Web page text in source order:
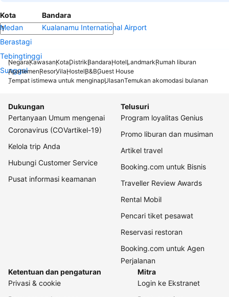
Kota
Medan
Berastagi
Tebingtinggi
Sunggal
Bandara
Kualanamu International Airport
NegaraKawasanKotaDistrikBandaraHotelLandmarkRumah liburan
ApartemenResorVilaHostelB&BGuest House
Tempat istimewa untuk menginapUlasanTemukan akomodasi bulanan
Dukungan
Pertanyaan Umum mengenai
Coronavirus (COVartikel-19)
Kelola trip Anda
Hubungi Customer Service
Pusat informasi keamanan
Telusuri
Program loyalitas Genius
Promo liburan dan musiman
Artikel travel
Booking.com untuk Bisnis
Traveller Review Awards
Rental Mobil
Pencari tiket pesawat
Reservasi restoran
Booking.com untuk Agen
Perjalanan
Ketentuan dan pengaturan
Privasi & cookie
Mitra
Login ke Ekstranet